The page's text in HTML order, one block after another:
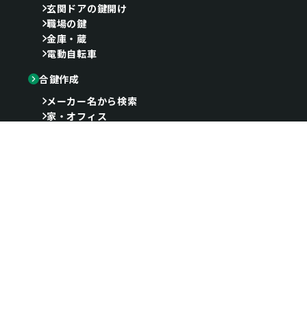
玄関ドアの鍵開け
職場の鍵
金庫・蔵
電動自転車
合鍵作成
メーカー名から検索
家・オフィス